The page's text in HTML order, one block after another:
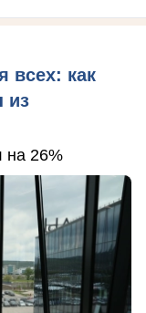
всех: как
из
на 26%